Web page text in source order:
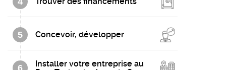
5 Concevoir, développer
6
Installer votre entreprise au